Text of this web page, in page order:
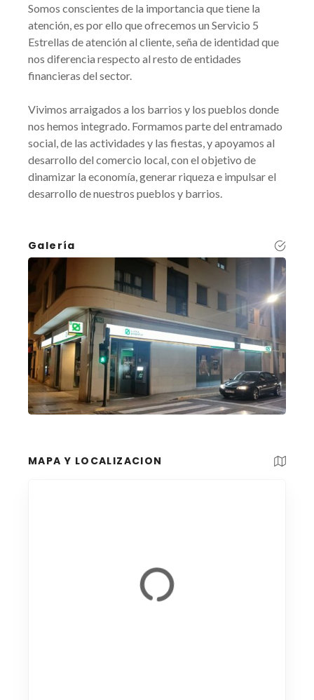
Somos conscientes de la importancia que tiene la
atención, es por ello que ofrecemos un Servicio 5
Estrellas de atención al cliente, seña de identidad que
nos diferencia respecto al resto de entidades
financieras del sector.
Vivimos arraigados a los barrios y los pueblos donde
nos hemos integrado. Formamos parte del entramado
social, de las actividades y las fiestas, y apoyamos al
desarrollo del comercio local, con el objetivo de
dinamizar la economía, generar riqueza e impulsar el
desarrollo de nuestros pueblos y barrios.
Galería
MAPA Y LOCALIZACION